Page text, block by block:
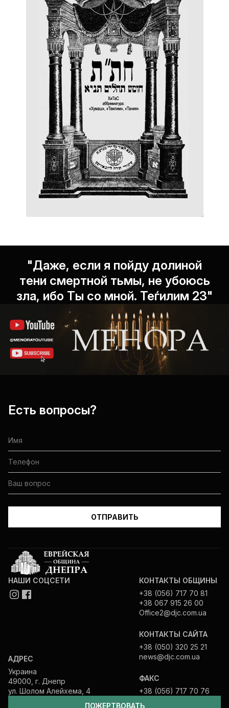
"Даже, если я пойду долиной
тени смертной тьмы, не убоюсь
зла, ибо Ты со мной. Теѓилим 23"
Есть вопросы?
ПОЖЕРТВОВАТЬ
НАШИ СОЦСЕТИ
АДРЕС
Украина
49000, г. Днепр
ул. Шолом Алейхема, 4
КОНТАКТЫ ОБЩИНЫ
+38 (056) 717 70 81
+38 067 915 26 00
Office2@djc.com.ua
КОНТАКТЫ САЙТА
+38 (050) 320 25 21
news@djc.com.ua
ФАКС
+38 (056) 717 70 76